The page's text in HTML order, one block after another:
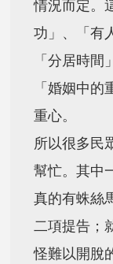
情況而定。
功」、「有
「分居時間
「婚姻中
重心。
所以很多民
幫忙。其中
真的有蛛絲
二項提告；
怪難以開脫